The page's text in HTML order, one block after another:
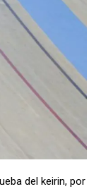
del keirin, por